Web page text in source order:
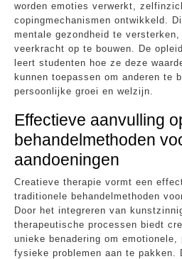
worden emoties verwerkt,
copingmechanismen ontwikkeld.
mentale gezondheid te
veerkracht op te bouwen. De
leert studenten hoe ze deze
kunnen toepassen om anderen te
persoonlijke groei en welzijn.
Effectieve aanvulling
behandelmethoden
aandoeningen
Creatieve therapie vormt een
traditionele behandelmethoden
Door het integreren van
therapeutische processen biedt
unieke benadering om
fysieke problemen aan te pakken.